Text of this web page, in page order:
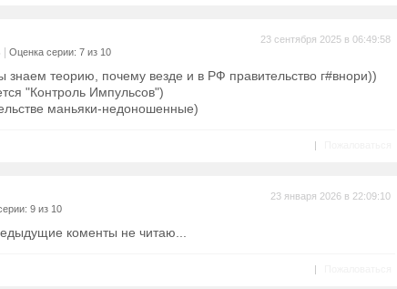
Оценка серии: 7 из 10
23 сентября 2025 в 06:49:58
теорию, почему везде и в РФ правительство г#внори))
"Контроль Импульсов")
маньяки-недоношенные)
|
9 из 10
23 января 2026 в 22:09:10
коменты не читаю...
|